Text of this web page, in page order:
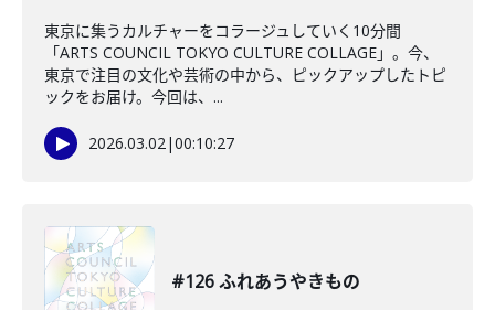
東京に集うカルチャーをコラージュしていく10分間
「ARTS COUNCIL TOKYO CULTURE COLLAGE」。今、
東京で注目の文化や芸術の中から、ピックアップしたトピ
ックをお届け。今回は、...
2026.03.02|00:10:27
#126 ふれあうやきもの